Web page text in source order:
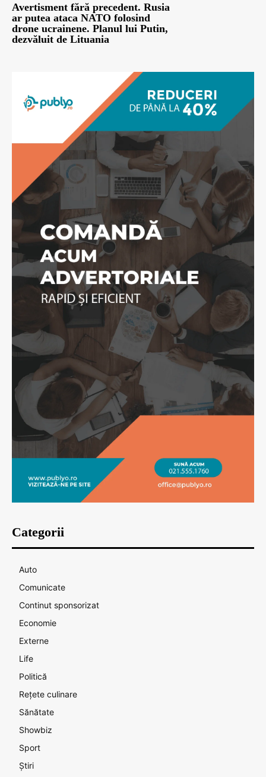
Avertisment fără precedent. Rusia
ar putea ataca NATO folosind
drone ucrainene. Planul lui Putin,
dezvăluit de Lituania
Categorii
Auto
Comunicate
Continut sponsorizat
Economie
Externe
Life
Politică
Rețete culinare
Sănătate
Showbiz
Sport
Știri